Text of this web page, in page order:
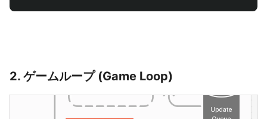
2. ゲームループ (Game Loop)